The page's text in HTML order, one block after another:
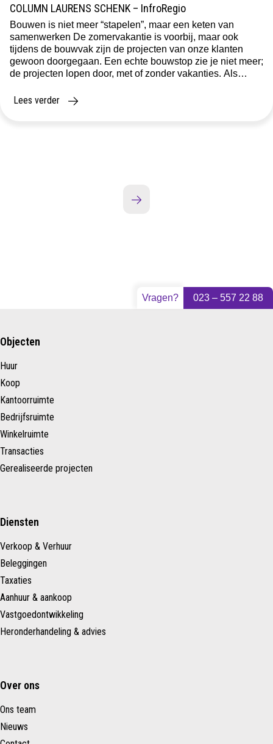
COLUMN LAURENS SCHENK – InfroRegio
Bouwen is niet meer “stapelen”, maar een keten van
samenwerken De zomervakantie is voorbij, maar ook
tijdens de bouwvak zijn de projecten van onze klanten
gewoon doorgegaan. Een echte bouwstop zie je niet meer;
de projecten lopen door, met of zonder vakanties. Als
goed blijven bestaan, […]
Lees verder
Vragen? 023 – 557 22 88
Objecten
Huur
Koop
Kantoorruimte
Bedrijfsruimte
Winkelruimte
Transacties
Gerealiseerde projecten
Diensten
Verkoop & Verhuur
Beleggingen
Taxaties
Aanhuur & aankoop
Vastgoedontwikkeling
Heronderhandeling & advies
Over ons
Ons team
Nieuws